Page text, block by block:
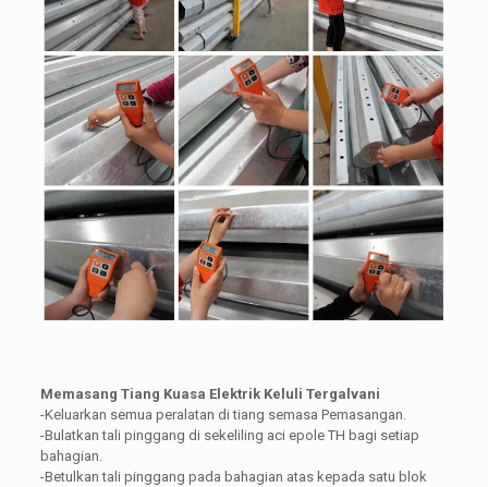
Memasang Tiang Kuasa Elektrik Keluli Tergalvani
-Keluarkan semua peralatan di tiang semasa Pemasangan.
-Bulatkan tali pinggang di sekeliling aci epole TH bagi setiap
bahagian.
-Betulkan tali pinggang pada bahagian atas kepada satu blok